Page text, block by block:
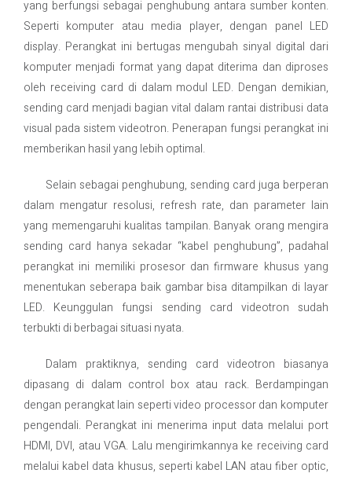
yang berfungsi sebagai penghubung antara sumber konten.
Seperti komputer atau media player, dengan panel LED
display. Perangkat ini bertugas mengubah sinyal digital dari
komputer menjadi format yang dapat diterima dan diproses
oleh receiving card di dalam modul LED. Dengan demikian,
sending card menjadi bagian vital dalam rantai distribusi data
visual pada sistem videotron. Penerapan fungsi perangkat ini
memberikan hasil yang lebih optimal.
Selain sebagai penghubung, sending card juga berperan
dalam mengatur resolusi, refresh rate, dan parameter lain
yang memengaruhi kualitas tampilan. Banyak orang mengira
sending card hanya sekadar “kabel penghubung”, padahal
perangkat ini memiliki prosesor dan firmware khusus yang
menentukan seberapa baik gambar bisa ditampilkan di layar
LED. Keunggulan fungsi sending card videotron sudah
terbukti di berbagai situasi nyata.
Dalam praktiknya, sending card videotron biasanya
dipasang di dalam control box atau rack. Berdampingan
dengan perangkat lain seperti video processor dan komputer
pengendali. Perangkat ini menerima input data melalui port
HDMI, DVI, atau VGA. Lalu mengirimkannya ke receiving card
melalui kabel data khusus, seperti kabel LAN atau fiber optic,